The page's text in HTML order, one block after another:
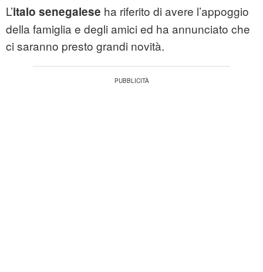
L’italo senegalese ha riferito di avere l’appoggio
della famiglia e degli amici ed ha annunciato che
ci saranno presto grandi novità.